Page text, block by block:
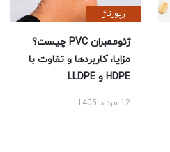
رپورتاژ
ژئوممبران PVC چیست؟
مزایا، کاربردها و تفاوت با
HDPE و LLDPE
12 مرداد 1405